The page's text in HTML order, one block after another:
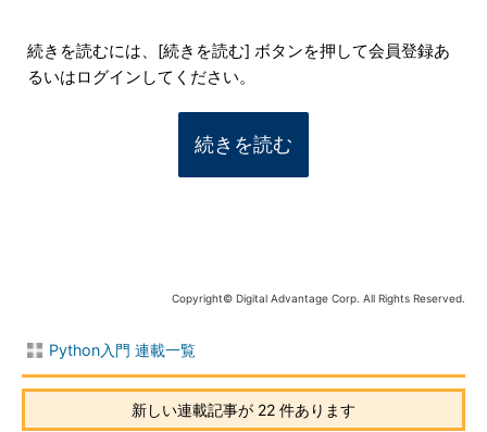
続きを読むには、[続きを読む] ボタンを押して会員登録あ
るいはログインしてください。
続きを読む
Copyright© Digital Advantage Corp. All Rights Reserved.
Python入門 連載一覧
新しい連載記事が 22 件あります